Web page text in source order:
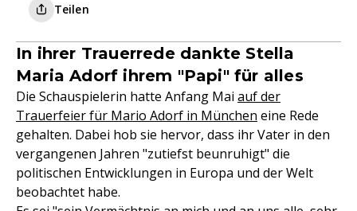
Teilen
In ihrer Trauerrede dankte Stella
Maria Adorf ihrem "Papi" für alles
Die Schauspielerin hatte Anfang Mai auf der
Trauerfeier für Mario Adorf in München eine Rede
gehalten. Dabei hob sie hervor, dass ihr Vater in den
vergangenen Jahren "zutiefst beunruhigt" die
politischen Entwicklungen in Europa und der Welt
beobachtet habe.